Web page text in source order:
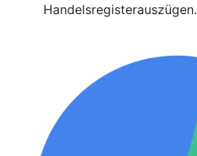
Handelsregisterauszügen.